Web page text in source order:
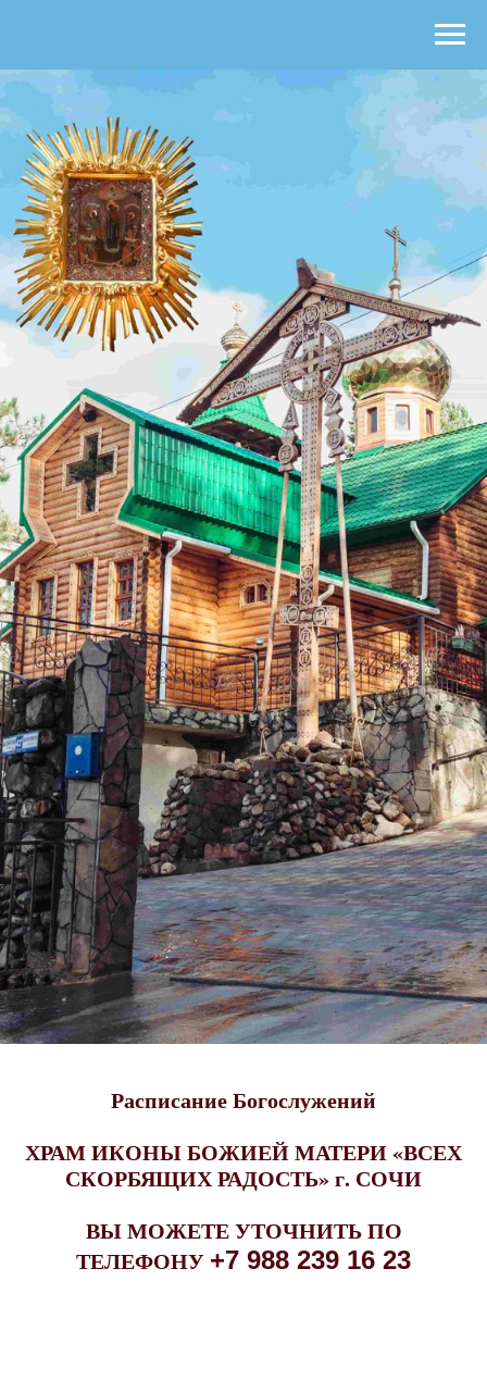
Расписание Богослужений
ХРАМ ИКОНЫ БОЖИЕЙ МАТЕРИ«ВСЕХ
СКОРБЯЩИХ РАДОСТЬ»г. СОЧИ
ВЫ МОЖЕТЕ УТОЧНИТЬ ПО
ТЕЛЕФОНУ +7 988 239 16 23